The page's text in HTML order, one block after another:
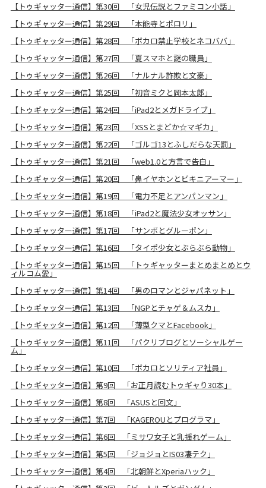
【トゥギャッター通信】第30回 「女児伝説とファミコン小話」
【トゥギャッター通信】第29回 「本能寺とポロリ」
【トゥギャッター通信】第28回 「ボカロ禁止学校とネコババ」
【トゥギャッター通信】第27回 「夏スマホと謎の職員」
【トゥギャッター通信】第26回 「ナルナル詐欺と文豪」
【トゥギャッター通信】第25回 「初音ミクと岡本太郎」
【トゥギャッター通信】第24回 「iPad2とメガドライブ」
【トゥギャッター通信】第23回 「XSSとまどか☆マギカ」
【トゥギャッター通信】第22回 「ゴルゴ13とふしだらな天罰」
【トゥギャッター通信】第21回 「web1.0と方言で告白」
【トゥギャッター通信】第20回 「鼻イヤホンとビキニアーマー」
【トゥギャッター通信】第19回 「電力不足とアンパンマン」
【トゥギャッター通信】第18回 「iPad2と魔法少女オッサン」
【トゥギャッター通信】第17回 「サンボとグルーポン」
【トゥギャッター通信】第16回 「タイポ少女とぶらぶら動物」
【トゥギャッター通信】第15回 「トゥギャッターまとめまとめとウ
ィルコム愛」
【トゥギャッター通信】第14回 「男のロマンとジャパネット」
【トゥギャッター通信】第13回 「NGPとチャゲ＆ムスカ」
【トゥギャッター通信】第12回 「薄型クマとFacebook」
【トゥギャッター通信】第11回 「パクリブログとソーシャルゲー
ム」
【トゥギャッター通信】第10回 「ボカロとソリティア社員」
【トゥギャッター通信】第9回 「お正月読むトゥギャり30本」
【トゥギャッター通信】第8回 「ASUSと回文」
【トゥギャッター通信】第7回 「KAGEROUとプログラマ」
【トゥギャッター通信】第6回 「ミサワ女子と乳揺れゲーム」
【トゥギャッター通信】第5回 「ジョジョとIS03凄テク」
【トゥギャッター通信】第4回 「北朝鮮とXperiaハック」